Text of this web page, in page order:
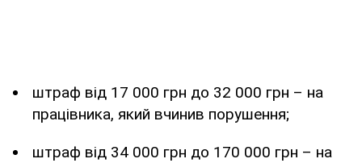
штраф від 17 000 грн до 32 000 грн – на
працівника, який вчинив порушення;
штраф від 34 000 грн до 170 000 грн – на